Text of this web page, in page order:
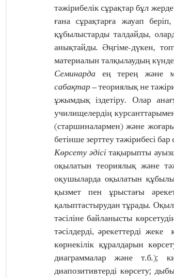
тәжірибелік сұрақтар бұл
ғана сұрақтарға жауап
құбылыстарды талдайды,
анықтайды. Әңгіме-дүкен,
материалын талқылаудың
Семинарда ең терең және
сабақтар – теориялық не
ұжымдық іздетіру. Олар
училищелердің
(старшиналармен) және
бетінше зерттеу тәжірибесі
Көрсету әдісі тақырыпты
оқылатын теориялық және
оқушыларда оқылатын
қызмет пен ұрыстағы
қалыптастырудан тұрады.
тәсіліне байланысты
тәсілдерді, әрекеттерді
көрнекілік құралдарын
диаграммалар және т.б.);
диапозитивтерді көрсету;